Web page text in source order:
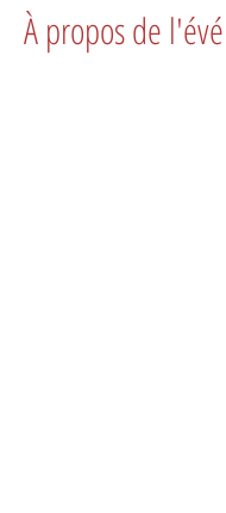
À propos de